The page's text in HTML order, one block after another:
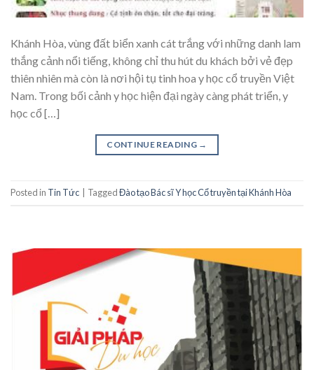
Khánh Hòa, vùng đất biển xanh cát trắng với những danh lam
thắng cảnh nổi tiếng, không chỉ thu hút du khách bởi vẻ đẹp
thiên nhiên mà còn là nơi hội tụ tinh hoa y học cổ truyền Việt
Nam. Trong bối cảnh y học hiện đại ngày càng phát triển, y
học cổ […]
CONTINUE READING →
Posted in Tin Tức TaggedĐào tạo Bác sĩ Y học Cổ truyền tại Khánh Hòa